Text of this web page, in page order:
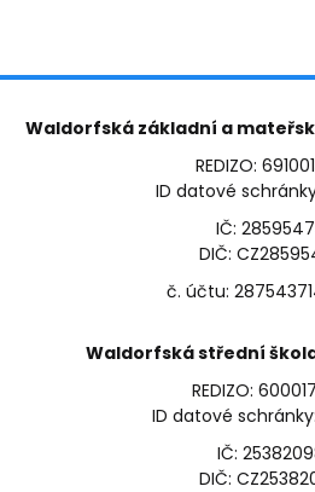
Waldorfská základní a
REDIZO:
ID datové
IČ:
DIČ:
č. účtu:
Waldorfská střední
REDIZO:
ID datové
IČ:
DIČ: